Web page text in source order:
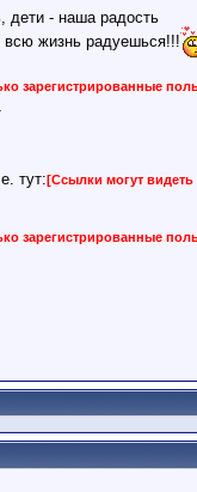
дети - наша радость
всю жизнь радуешься!!!
зарегистрированные
тут: [Ссылки могут
зарегистрированные